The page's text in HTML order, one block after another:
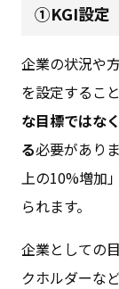
①KGI設定
企業の状況や
を設定するこ
な目標ではな
る必要があり
上の10%増加
られます。
企業としての
クホルダーな